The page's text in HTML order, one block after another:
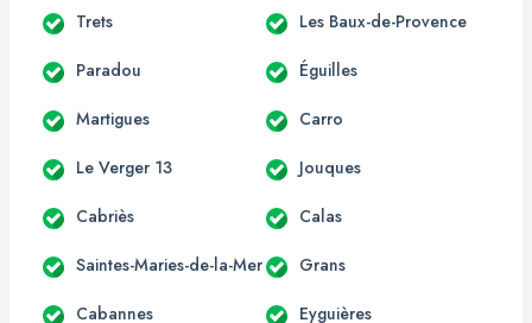
Trets Les Baux-de-Provence
Paradou Éguilles
Martigues Carro
Le Verger 13 Jouques
Cabriès Calas
Saintes-Maries-de-la-Mer Grans
Cabannes Eyguières